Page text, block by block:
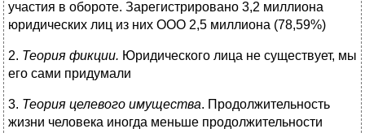
участия в обороте. Зарегистрировано 3,2 миллиона
юридических лиц из них ООО 2,5 миллиона (78,59%)
2. Теория фикции. Юридического лица не существует, мы
его сами придумали
3. Теория целевого имущества. Продолжительность
жизни человека иногда меньше продолжительности